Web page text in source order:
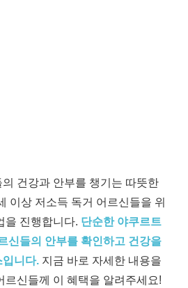
건강과 안부를 챙기는 따뜻한
이상 저소득 독거 어르신들을 위
을 진행합니다. 단순한 야쿠르트
신들의 안부를 확인하고 건강을
입니다. 지금 바로 자세한 내용을
르신들께 이 혜택을 알려주세요!